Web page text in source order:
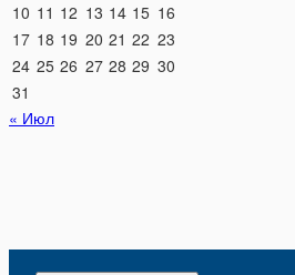
10 11 12 13 14 15 16
17 18 19 20 21 22 23
24 25 26 27 28 29 30
31
« Июл